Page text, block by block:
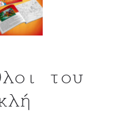
του